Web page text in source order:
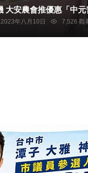
爭取普渡商機 大安農會推優惠「
2023年八月10日 7,526 觀